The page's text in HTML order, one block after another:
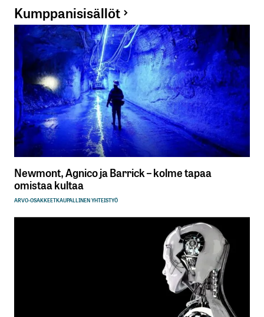
Kumppanisisällöt
Newmont, Agnico ja Barrick – kolme tapaa
omistaa kultaa
ARVO-OSAKKEETKAUPALLINEN YHTEISTYÖ